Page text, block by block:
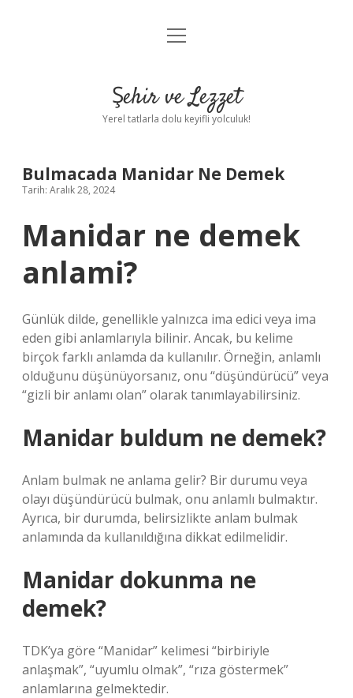
Anasayfa
Yasal Uyarı
menüyü
Şehir ve Lezzet
Yerel tatlarla dolu keyifli yolculuk!
Bulmacada Manidar Ne Demek
Tarih: Aralık 28, 2024
Manidar ne demek
anlami?
Günlük dilde, genellikle yalnızca ima edici veya ima
eden gibi anlamlarıyla bilinir. Ancak, bu kelime
birçok farklı anlamda da kullanılır. Örneğin, anlamlı
olduğunu düşünüyorsanız, onu “düşündürücü” veya
“gizli bir anlamı olan” olarak tanımlayabilirsiniz.
Manidar buldum ne demek?
Anlam bulmak ne anlama gelir? Bir durumu veya
olayı düşündürücü bulmak, onu anlamlı bulmaktır.
Ayrıca, bir durumda, belirsizlikte anlam bulmak
anlamında da kullanıldığına dikkat edilmelidir.
Manidar dokunma ne
demek?
TDK’ya göre “Manidar” kelimesi “birbiriyle
anlaşmak”, “uyumlu olmak”, “rıza göstermek”
anlamlarına gelmektedir.